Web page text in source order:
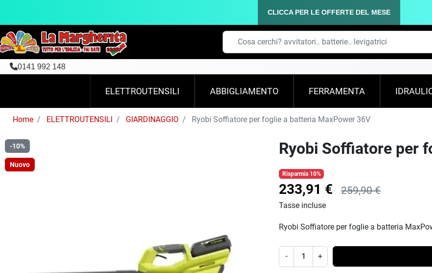
CLICCA PER LE OFFERTE DEL MESE
0141 992 148
ELETTROUTENSILI ABBIGLIAMENTO FERRAMENTA
Home ELETTROUTENSILI GIARDINAGGIO Ryobi Soffiatore per foglie a batteria MaxPower 36V
-10%
Nuovo
Ryobi Soffiatore per
Risparmia 10%
233,91 € 259,90 €
Tasse incluse
Ryobi Soffiatore per foglie a batteria
- +